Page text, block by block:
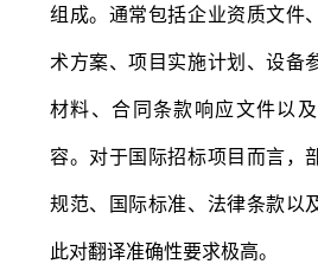
组成。通常包括企业资质文件
术方案、项目实施计划、设备
材料、合同条款响应文件以
容。对于国际招标项目而言，
规范、国际标准、法律条款以
此对翻译准确性要求极高。